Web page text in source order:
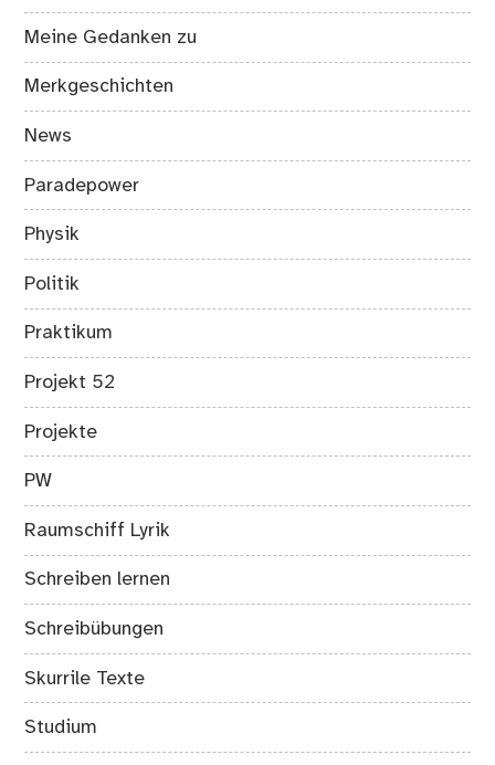
Meine Gedanken zu
Merkgeschichten
News
Paradepower
Physik
Politik
Praktikum
Projekt 52
Projekte
PW
Raumschiff Lyrik
Schreiben lernen
Schreibübungen
Skurrile Texte
Studium